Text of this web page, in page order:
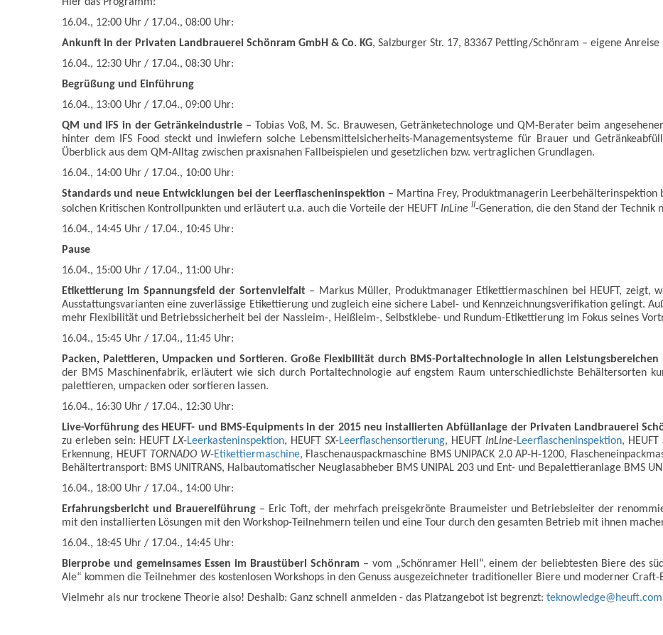
16.04., 12:00 Uhr / 17.04., 08:00 Uhr:
Ankunft in der Privaten Landbrauerei Schönram GmbH & Co. KG, Salzburger Str. 17, 83367 Petting/Schönram – eigene Anreise
16.04., 12:30 Uhr / 17.04., 08:30 Uhr:
Begrüßung und Einführung
16.04., 13:00 Uhr / 17.04., 09:00 Uhr:
QM und IFS in der Getränkeindustrie – Tobias Voß, M. Sc. Brauwesen, Getränketechnologe und QM-Berater beim
hinter dem IFS Food steckt und inwiefern solche Lebensmittelsicherheits-Managementsysteme für Brauer und
Überblick aus dem QM-Alltag zwischen praxisnahen Fallbeispielen und gesetzlichen bzw. vertraglichen Grundlagen.
16.04., 14:00 Uhr / 17.04., 10:00 Uhr:
Standards und neue Entwicklungen bei der Leerflascheninspektion – Martina Frey, Produktmanagerin Leerbehälterinspektion
solchen Kritischen Kontrollpunkten und erläutert u.a. auch die Vorteile der HEUFT
InLine II-Generation, die den Stand der Technik
16.04., 14:45 Uhr / 17.04., 10:45 Uhr:
Pause
16.04., 15:00 Uhr / 17.04., 11:00 Uhr:
Etikettierung im Spannungsfeld der Sortenvielfalt– Markus Müller, Produktmanager Etikettiermaschinen bei HEUFT, zeigt,
Ausstattungsvarianten eine zuverlässige Etikettierung und zugleich eine sichere Label- und Kennzeichnungsverifikation gelingt.
mehr Flexibilität und Betriebssicherheit bei der Nassleim-, Heißleim-, Selbstklebe- und Rundum-Etikettierung im Fokus seines
16.04., 15:45 Uhr / 17.04., 11:45 Uhr:
Packen, Palettieren, Umpacken und Sortieren. Große Flexibilität durch BMS-Portaltechnologie in allen Leistungsbereichen
der BMS Maschinenfabrik, erläutert wie sich durch Portaltechnologie auf engstem Raum unterschiedlichste Behältersorten
palettieren, umpacken oder sortieren lassen.
16.04., 16:30 Uhr / 17.04., 12:30 Uhr:
Live-Vorführung des HEUFT- und BMS-Equipments in der 2015 neu installierten Abfüllanlage der Privaten Landbrauerei
zu erleben sein: HEUFTLX-Leerkasteninspektion, HEUFTSX-Leerflaschensortierung, HEUFT InLine-Leerflascheninspektion, HEUFT
Erkennung, HEUFT
TORNADO W-Etikettiermaschine, Flaschenauspackmaschine BMS UNIPACK 2.0 AP-H-1200,
Behältertransport: BMS UNITRANS, Halbautomatischer Neuglasabheber BMS UNIPAL 203 und Ent- und Bepalettieranlage BMS
16.04., 18:00 Uhr / 17.04., 14:00 Uhr:
Erfahrungsbericht und Brauereiführung – Eric Toft, der mehrfach preisgekrönte Braumeister und Betriebsleiter der
mit den installierten Lösungen mit den Workshop-Teilnehmern teilen und eine Tour durch den gesamten Betrieb mit ihnen
16.04., 18:45 Uhr / 17.04., 14:45 Uhr:
Bierprobe und gemeinsames Essen im Braustüberl Schönram– vom „Schönramer Hell“, einem der beliebtesten Biere des
Ale“ kommen die Teilnehmer des kostenlosen Workshops in den Genuss ausgezeichneter traditioneller Biere und moderner Craft-
Vielmehr als nur trockene Theorie also! Deshalb: Ganz schnell anmelden - das Platzangebot ist begrenzt: teknowledge@heuft.com